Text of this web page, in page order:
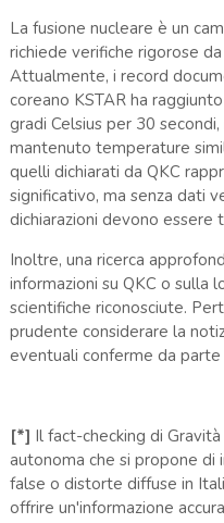
La fusione nucleare è un
richiede verifiche rigorose
Attualmente, i record
coreano KSTAR ha
gradi Celsius per 30
mantenuto temperature
quelli dichiarati da QKC
significativo, ma senza dati
dichiarazioni devono essere
Inoltre, una ricerca
informazioni su QKC o sulla
scientifiche riconosciute.
prudente considerare la
eventuali conferme da
[*] Il fact-checking di
autonoma che si propone di
false o distorte diffuse in
offrire un'informazione